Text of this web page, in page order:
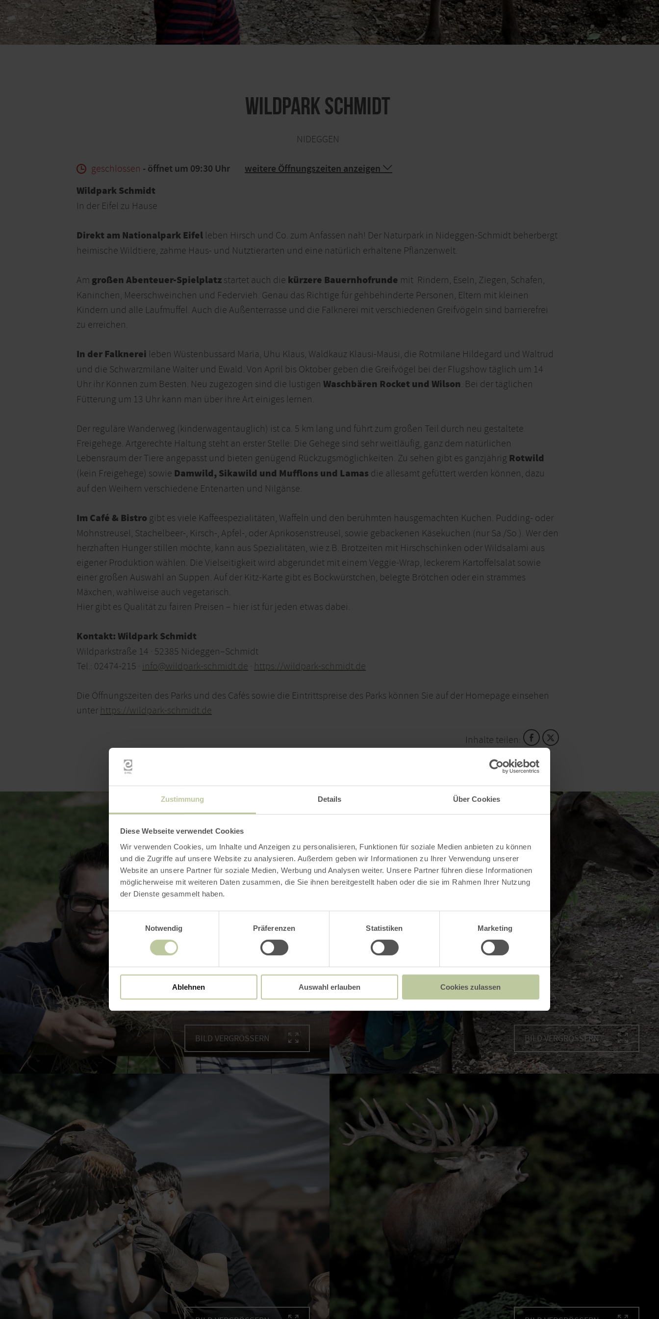
Zustimmung Details Über Cookies
Diese Webseite verwendet Cookies
Wir verwenden Cookies, um Inhalte und Anzeigen zu personalisieren, Funktionen für soziale Medien anbieten zu können
und die Zugriffe auf unsere Website zu analysieren. Außerdem geben wir Informationen zu Ihrer Verwendung unserer
Website an unsere Partner für soziale Medien, Werbung und Analysen weiter. Unsere Partner führen diese Informationen
möglicherweise mit weiteren Daten zusammen, die Sie ihnen bereitgestellt haben oder die sie im Rahmen Ihrer Nutzung
der Dienste gesammelt haben.
Einwilligungsauswahl
Notwendig
Präferenzen Statistiken Marketing
Ablehnen Auswahl erlauben Cookies zulassen
Wildpark Schmidt
NIDEGGEN
geschlossen - öffnet um 09:30 Uhr weitere Öffnungszeiten anzeigen
Wildpark Schmidt
In der Eifel zu Hause
Direkt am Nationalpark Eifel leben Hirsch und Co. zum Anfassen nah! Der Naturpark in Nideggen-Schmidt beherbergt
heimische Wildtiere, zahme Haus- und Nutztierarten und eine natürlich erhaltene Pflanzenwelt.
Am großen Abenteuer-Spielplatz startet auch die kürzere Bauernhofrunde mit Rindern, Eseln, Ziegen, Schafen,
Kaninchen, Meerschweinchen und Federvieh. Genau das Richtige für gehbehinderte Personen, Eltern mit kleinen
Kindern und alle Laufmuffel. Auch die Außenterrasse und die Falknerei mit verschiedenen Greifvögeln sind barrierefrei
zu erreichen.
In der Falknerei leben Wüstenbussard Maria, Uhu Klaus, Waldkauz Klausi-Mausi, die Rotmilane Hildegard und Waltrud
und die Schwarzmilane Walter und Ewald. Von April bis Oktober geben die Greifvögel bei der Flugshow täglich um 14
Uhr ihr Können zum Besten. Neu zugezogen sind die lustigen Waschbären Rocket und Wilson. Bei der täglichen
Fütterung um 13 Uhr kann man über ihre Art einiges lernen.
Der reguläre Wanderweg (kinderwagentauglich) ist ca. 5 km lang und führt zum großen Teil durch neu gestaltete
Freigehege. Artgerechte Haltung steht an erster Stelle: Die Gehege sind sehr weitläufig, ganz dem natürlichen
Lebensraum der Tiere angepasst und bieten genügend Rückzugsmöglichkeiten. Zu sehen gibt es ganzjährig Rotwild
(kein Freigehege) sowie Damwild, Sikawild und Mufflons und Lamas die allesamt gefüttert werden können, dazu
auf den Weihern verschiedene Entenarten und Nilgänse.
Im Café & Bistro gibt es viele Kaffeespezialitäten, Waffeln und den berühmten hausgemachten Kuchen. Pudding- oder
Mohnstreusel, Stachelbeer-, Kirsch-, Apfel-, oder Aprikosenstreusel, sowie gebackenen Käsekuchen (nur Sa./So.). Wer den
herzhaften Hunger stillen möchte, kann aus Spezialitäten, wie z.B. Brotzeiten mit Hirschschinken oder Wildsalami aus
eigener Produktion wählen. Die Vielseitigkeit wird abgerundet mit einem Veggie-Wrap, leckerem Kartoffelsalat sowie
einer großen Auswahl an Suppen. Auf der Kitz-Karte gibt es Bockwürstchen, belegte Brötchen oder ein strammes
Mäxchen, wahlweise auch vegetarisch.
Hier gibt es Qualität zu fairen Preisen – hier ist für jeden etwas dabei.
Kontakt: Wildpark Schmidt
Wildparkstraße 14 · 52385 Nideggen–Schmidt
Tel.: 02474-215 · info@wildpark-schmidt.de · https://wildpark-schmidt.de
Die Öffnungszeiten des Parks und des Cafés sowie die Eintrittspreise des Parks können Sie auf der Homepage einsehen
unter https://wildpark-schmidt.de
Inhalte teilen:
BILD VERGRÖSSERN BILD VERGRÖSSERN